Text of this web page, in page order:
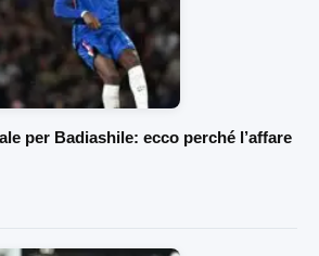
per Badiashile: ecco perché l’affare